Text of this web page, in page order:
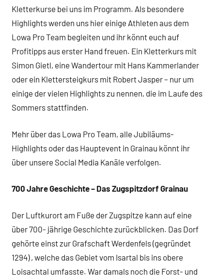
Kletterkurse bei uns im Programm. Als besondere
Highlights werden uns hier einige Athleten aus dem
Lowa Pro Team begleiten und ihr könnt euch auf
Profitipps aus erster Hand freuen. Ein Kletterkurs mit
Simon Gietl, eine Wandertour mit Hans Kammerlander
oder ein Klettersteigkurs mit Robert Jasper – nur um
einige der vielen Highlights zu nennen, die im Laufe des
Sommers stattfinden.
Mehr über das Lowa Pro Team, alle Jubiläums-
Highlights oder das Hauptevent in Grainau könnt ihr
über unsere Social Media Kanäle verfolgen.
700 Jahre Geschichte – Das Zugspitzdorf Grainau
Der Luftkurort am Fuße der Zugspitze kann auf eine
über 700- jährige Geschichte zurückblicken. Das Dorf
gehörte einst zur Grafschaft Werdenfels (gegründet
1294) , welche das Gebiet vom Isartal bis ins obere
Loisachtal umfasste. War damals noch die Forst- und